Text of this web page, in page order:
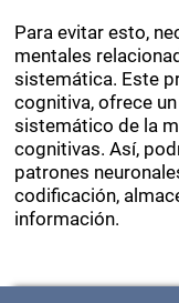
Para evitar esto,
mentales
sistemática. Este
cognitiva, ofrece
sistemático de la
cognitivas. Así,
patrones
codificación,
información.